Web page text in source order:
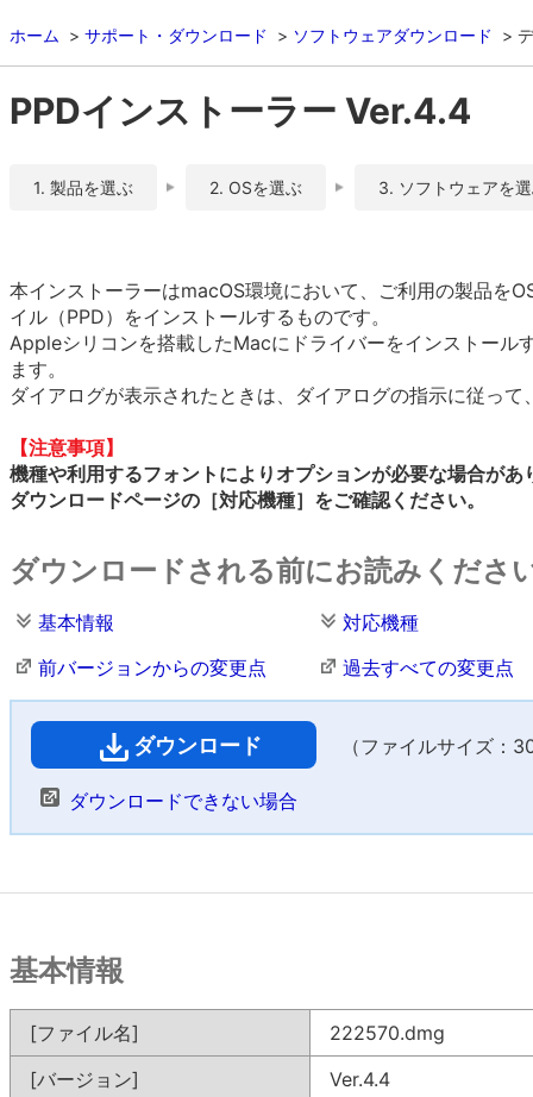
ホーム サポート・ダウンロード ソフトウェアダウンロード
PPDインストーラー Ver.4.4
1. 製品を選ぶ 2. OSを選ぶ 3. ソフトウェアを
本インストーラーはmacOS環境において、ご利用の製品を
イル（PPD）をインストールするものです。
Appleシリコンを搭載したMacにドライバーをインストー
ます。
ダイアログが表示されたときは、ダイアログの指示に従っ
【注意事項】
機種や利用するフォントによりオプションが必要な場合があ
ダウンロードページの［対応機種］をご確認ください。
ダウンロードされる前にお読みくださ
基本情報
対応機種
前バージョンからの変更点
過去すべての変更点
ダウンロード （ファイルサイズ：
ダウンロードできない場合
基本情報
[ファイル名]
222570.dmg
[バージョン]
Ver.4.4